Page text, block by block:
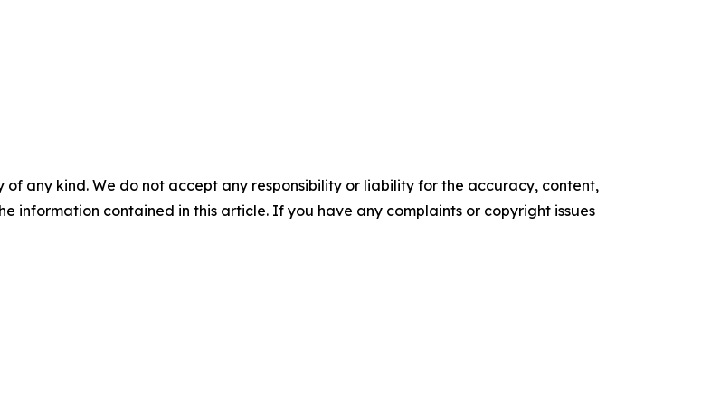
any kind. We do not accept any responsibility or liability for the accuracy, content,
information contained in this article. If you have any complaints or copyright issues